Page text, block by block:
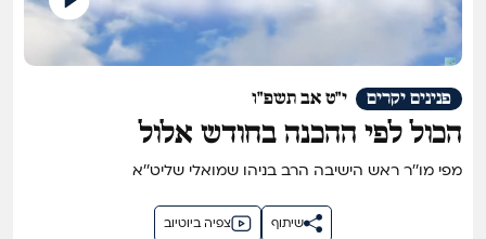
י"ט אב תשפ"ו פנינים יקרים
הכול לפי ההכנה בחודש אלול
מפי מו''ר ראש הישיבה הרב בניהו שמואלי שליט''א
צפיה ביוטיוב שיתוף